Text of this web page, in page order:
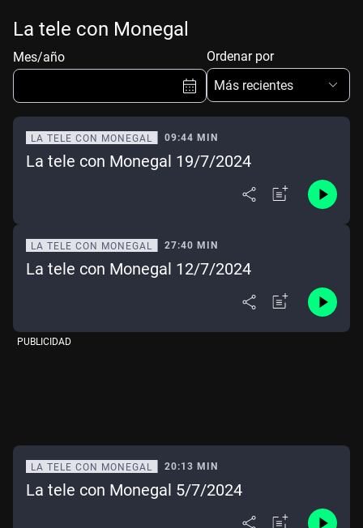
La tele con Monegal
Mes/año
Sep Oct Nov
Ordenar por
Más recientes
LA TELE CON MONEGAL 09:44 MIN
La tele con Monegal 19/7/2024
LA TELE CON MONEGAL 27:40 MIN
La tele con Monegal 12/7/2024
PUBLICIDAD
LA TELE CON MONEGAL 20:13 MIN
La tele con Monegal 5/7/2024